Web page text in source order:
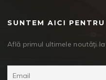
SUNTEM AICI
Află primul ultimele noutăți